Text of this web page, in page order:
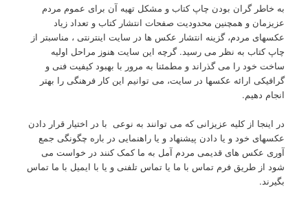
به خاطر گران بودن چاپ کتاب و مشکل تهیه آن برای عموم مردم
عزیزمان و همچنین محدودیت صفحات انتشار کتاب و تعداد زیاد
عکسهای مردم، گزینه انتشار عکس ها در سایت اینترنتی ، مناسبتر از
چاپ کتاب به نظر می رسید. گرچه این سایت هنوز مراحل اولیه
ساخت خود را می گذراند و مطمئنا به مرور با بهبود کیفیت فنی و
گرافیکی ارائه عکسها در سایت، می توانیم این کار فرهنگی را بهتر
انجام دهیم.
در اینجا از کلیه عزیزانی که می توانند به نوعی با در اختیار قرار دادن
عکسهای خود و یا دادن پیشنهاد و یا راهنمایی در باره چگونگی جمع
آوری عکس های قدیمی مردم آمل به ما کمک کنند در خواست می
شود از طریق فرم تماس با ما یا تماس تلفنی و یا با ایمیل با ما تماس
بگیرند.